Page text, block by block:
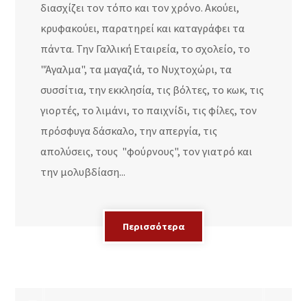
διασχίζει τον τόπο και τον χρόνο. Ακούει,
κρυφακούει, παρατηρεί και καταγράφει τα
πάντα. Την Γαλλική Εταιρεία, το σχολείο, το
"Άγαλμα", τα μαγαζιά, το Νυχτοχώρι, τα
συσσίτια, την εκκλησία, τις βόλτες, το κωκ, τις
γιορτές, το λιμάνι, το παιχνίδι, τις φίλες, τον
πρόσφυγα δάσκαλο, την απεργία, τις
απολύσεις, τους "φούρνους", τον γιατρό και
την μολυβδίαση...
Περισσότερα